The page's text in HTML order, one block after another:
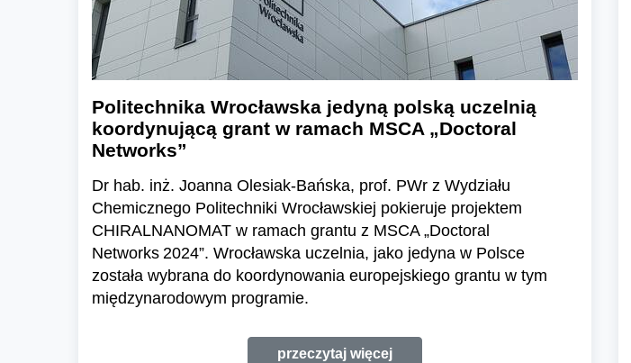
Politechnika Wrocławska jedyną polską uczelnią
koordynującą grant w ramach MSCA „Doctoral
Networks”
Dr hab. inż. Joanna Olesiak-Bańska, prof. PWr z Wydziału
Chemicznego Politechniki Wrocławskiej pokieruje projektem
CHIRALNANOMAT w ramach grantu z MSCA „Doctoral
Networks 2024”. Wrocławska uczelnia, jako jedyna w Polsce
została wybrana do koordynowania europejskiego grantu w tym
międzynarodowym programie.
przeczytaj więcej